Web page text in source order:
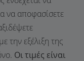
να αποφασίσετε
την εξέλιξη της
Οι τιμές είναι